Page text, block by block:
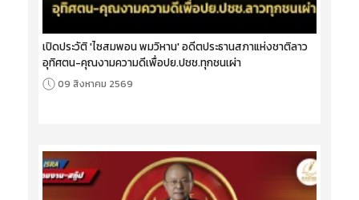
เปิดประวัติ 'ไซสมพอน พมวิหาน' อดีตประธานสภาแห่งชาติลาว
อุทิศตน-คุณงามความดีเพื่อปย.ปชช.ทุกชนเผ่า
09 สิงหาคม 2569